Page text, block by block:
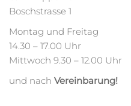
Boschstrasse 1
Montag und Freitag
14.30 – 17.00 Uhr
Mittwoch 9.30 – 12.00 Uhr
und nach Vereinbarung!